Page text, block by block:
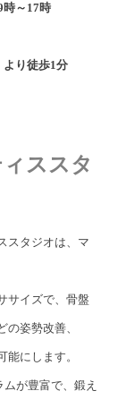
時～17時
より徒歩1分
ススタ
スタジオは、マ
サイズで、骨盤
姿勢改善、
にします。
が豊富で、鍛え